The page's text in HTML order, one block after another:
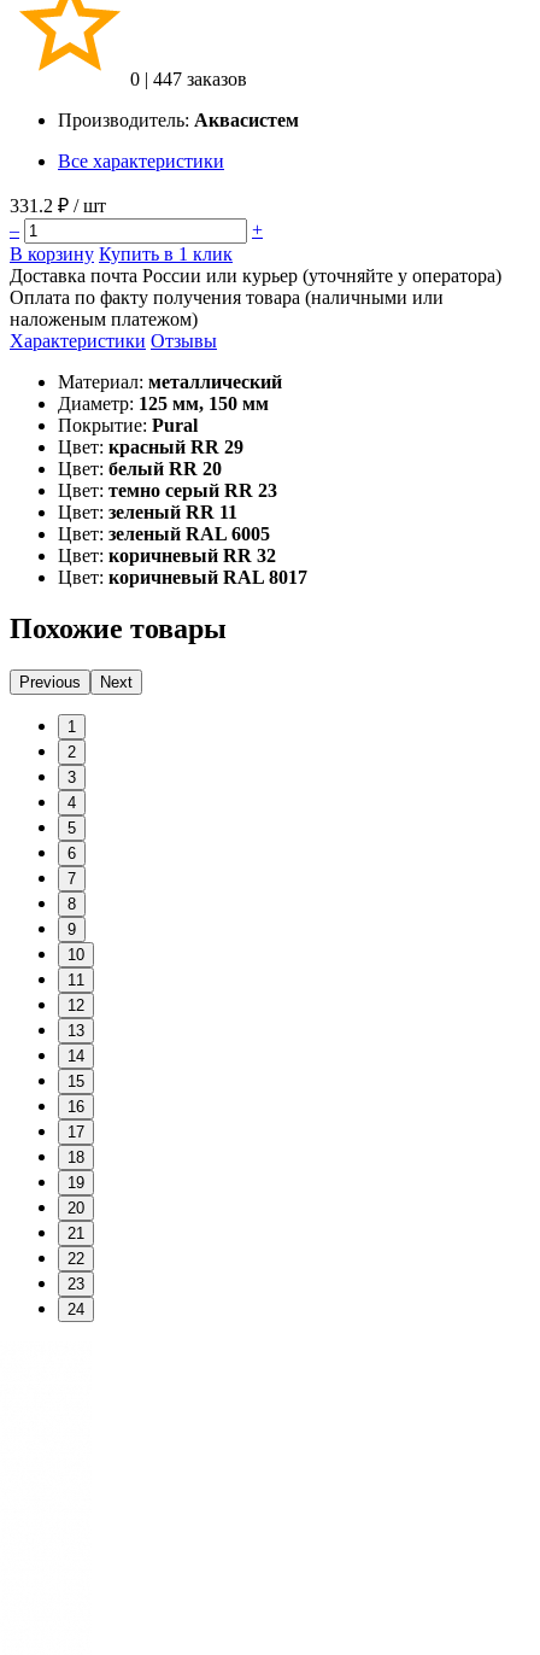
0 | 447 заказов
Производитель: Аквасистем
Все характеристики
331.2 ₽ / шт
–
+
В корзину Купить в 1 клик
Доставка почта России или курьер (уточняйте у оператора)
Оплата по факту получения товара (наличными или
наложеным платежом)
Характеристики Отзывы
Материал: металлический
Диаметр: 125 мм, 150 мм
Покрытие: Pural
Цвет: красный RR 29
Цвет: белый RR 20
Цвет: темно серый RR 23
Цвет: зеленый RR 11
Цвет: зеленый RAL 6005
Цвет: коричневый RR 32
Цвет: коричневый RAL 8017
Похожие товары
Previous Next
1
2
3
4
5
6
7
8
9
10
11
12
13
14
15
16
17
18
19
20
21
22
23
24